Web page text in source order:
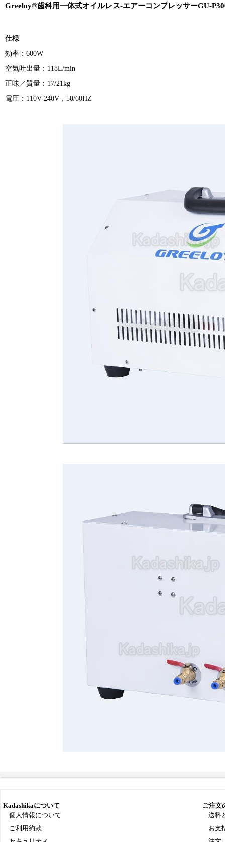
Greeloy®歯科用一体式オイルレス-エアーコンプレッサーGU-
仕様
効率：600W
空気吐出量：118L/min
正味／質量：17/21kg
電圧：110V-240V，50/60HZ
Kadashikaについて
個人情報について
ご利用約款
ご注文
送料
お支